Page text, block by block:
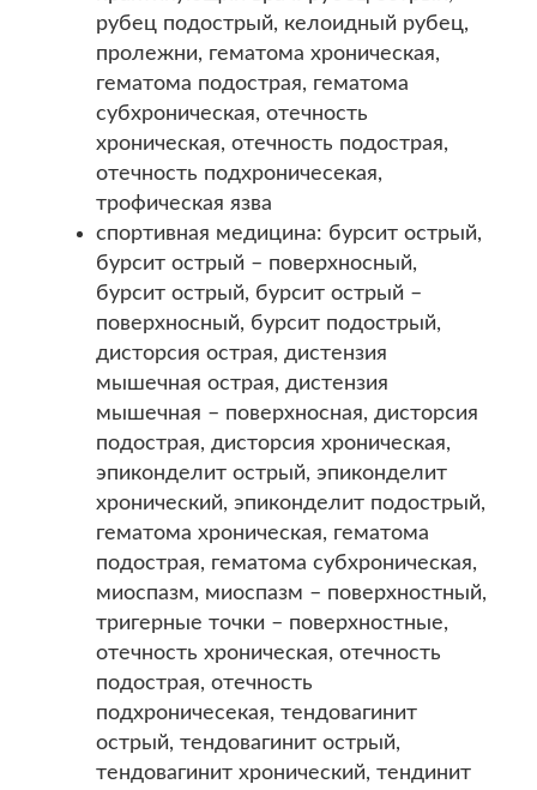
рубец подострый, келоидный рубец,
пролежни, гематома хроническая,
гематома подострая, гематома
субхроническая, отечность
хроническая, отечность подострая,
отечность подхроничесекая,
трофическая язва
спортивная медицина: бурсит острый,
бурсит острый – поверхносный,
бурсит острый, бурсит острый –
поверхносный, бурсит подострый,
дисторсия острая, дистензия
мышечная острая, дистензия
мышечная – поверхносная, дисторсия
подострая, дисторсия хроническая,
эпиконделит острый, эпиконделит
хронический, эпиконделит подострый,
гематома хроническая, гематома
подострая, гематома субхроническая,
миоспазм, миоспазм – поверхностный,
тригерные точки – поверхностные,
отечность хроническая, отечность
подострая, отечность
подхроничесекая, тендовагинит
острый, тендовагинит острый,
тендовагинит хронический, тендинит